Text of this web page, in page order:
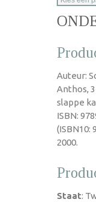
Auteur:
Anthos,
slappe
ISBN:
(ISBN10:
2000.
Staat: